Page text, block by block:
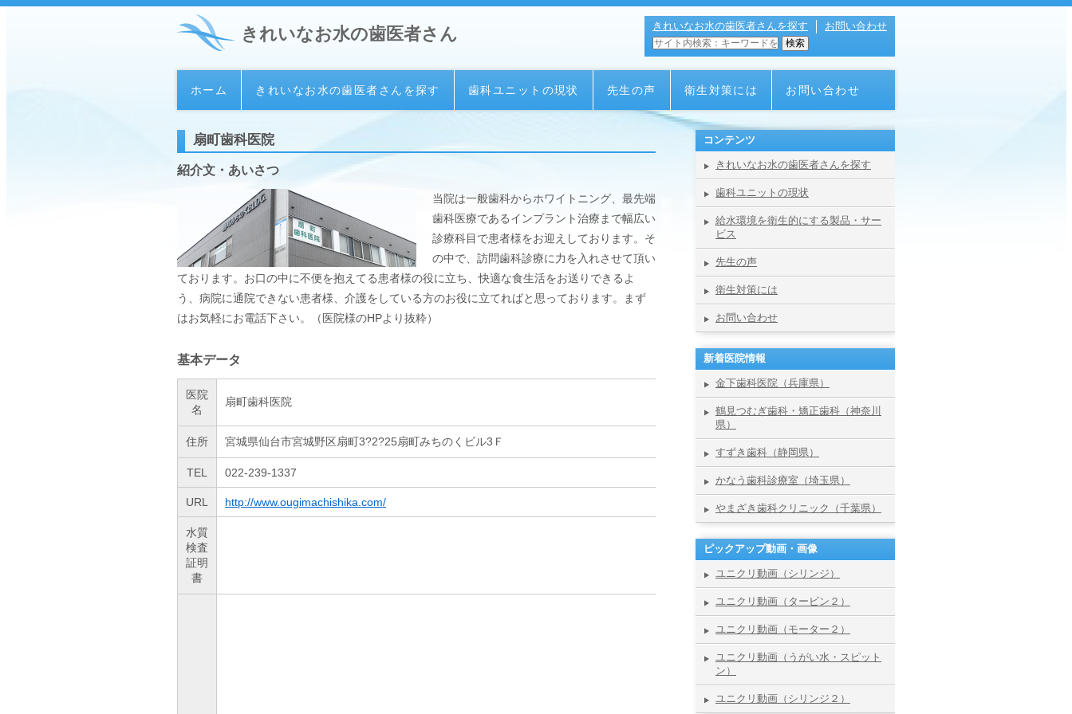
きれいなお水の歯医者さん きれいなお水の歯医者さんを探す お問い合わせ
ホーム きれいなお水の歯医者さんを探す 歯科ユニットの現状 先生の声 衛生対策には お問い合わせ
扇町歯科医院
紹介文・あいさつ
当院は一般歯科からホワイトニング、最先端
歯科医療であるインプラント治療まで幅広い
診療科目で患者様をお迎えしております。そ
の中で、訪問歯科診療に力を入れさせて頂い
ております。お口の中に不便を抱えてる患者様の役に立ち、快適な食生活をお送りできるよ
う、病院に通院できない患者様、介護をしている方のお役に立てればと思っております。まず
はお気軽にお電話下さい。（医院様のHPより抜粋）
基本データ
医院
名
扇町歯科医院
住所 宮城県仙台市宮城野区扇町3?2?25扇町みちのくビル3Ｆ
TEL 022-239-1337
URL http://www.ougimachishika.com/
水質
検査
証明
書
コンテンツ
きれいなお水の歯医者さんを探す
歯科ユニットの現状
給水環境を衛生的にする製品・サー
ビス
先生の声
衛生対策には
お問い合わせ
新着医院情報
金下歯科医院（兵庫県）
鶴見つむぎ歯科・矯正歯科（神奈川
県）
すずき歯科（静岡県）
かなう歯科診療室（埼玉県）
やまざき歯科クリニック（千葉県）
ピックアップ動画・画像
ユニクリ動画（シリンジ）
ユニクリ動画（タービン２）
ユニクリ動画（モーター２）
ユニクリ動画（うがい水・スピット
ン）
ユニクリ動画（シリンジ２）